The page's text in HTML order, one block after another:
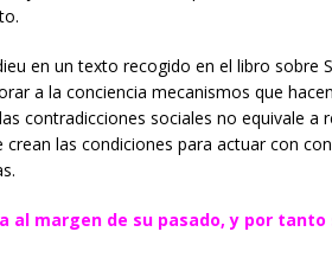
en un texto recogido en el libro sobre
a la conciencia mecanismos que
contradicciones sociales no equivale a
las condiciones para actuar con
al margen de su pasado, y por